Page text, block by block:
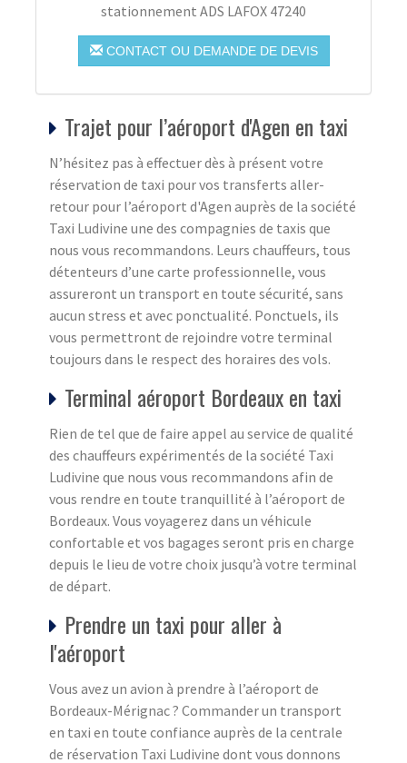
stationnement ADS LAFOX 47240
CONTACT OU DEMANDE DE DEVIS
Trajet pour l’aéroport d'Agen en taxi
N’hésitez pas à effectuer dès à présent votre
réservation de taxi pour vos transferts aller-
retour pour l’aéroport d'Agen auprès de la société
Taxi Ludivine une des compagnies de taxis que
nous vous recommandons. Leurs chauffeurs, tous
détenteurs d’une carte professionnelle, vous
assureront un transport en toute sécurité, sans
aucun stress et avec ponctualité. Ponctuels, ils
vous permettront de rejoindre votre terminal
toujours dans le respect des horaires des vols.
Terminal aéroport Bordeaux en taxi
Rien de tel que de faire appel au service de qualité
des chauffeurs expérimentés de la société Taxi
Ludivine que nous vous recommandons afin de
vous rendre en toute tranquillité à l’aéroport de
Bordeaux. Vous voyagerez dans un véhicule
confortable et vos bagages seront pris en charge
depuis le lieu de votre choix jusqu’à votre terminal
de départ.
Prendre un taxi pour aller à
l'aéroport
Vous avez un avion à prendre à l’aéroport de
Bordeaux-Mérignac ? Commander un transport
en taxi en toute confiance auprès de la centrale
de réservation Taxi Ludivine dont vous donnons